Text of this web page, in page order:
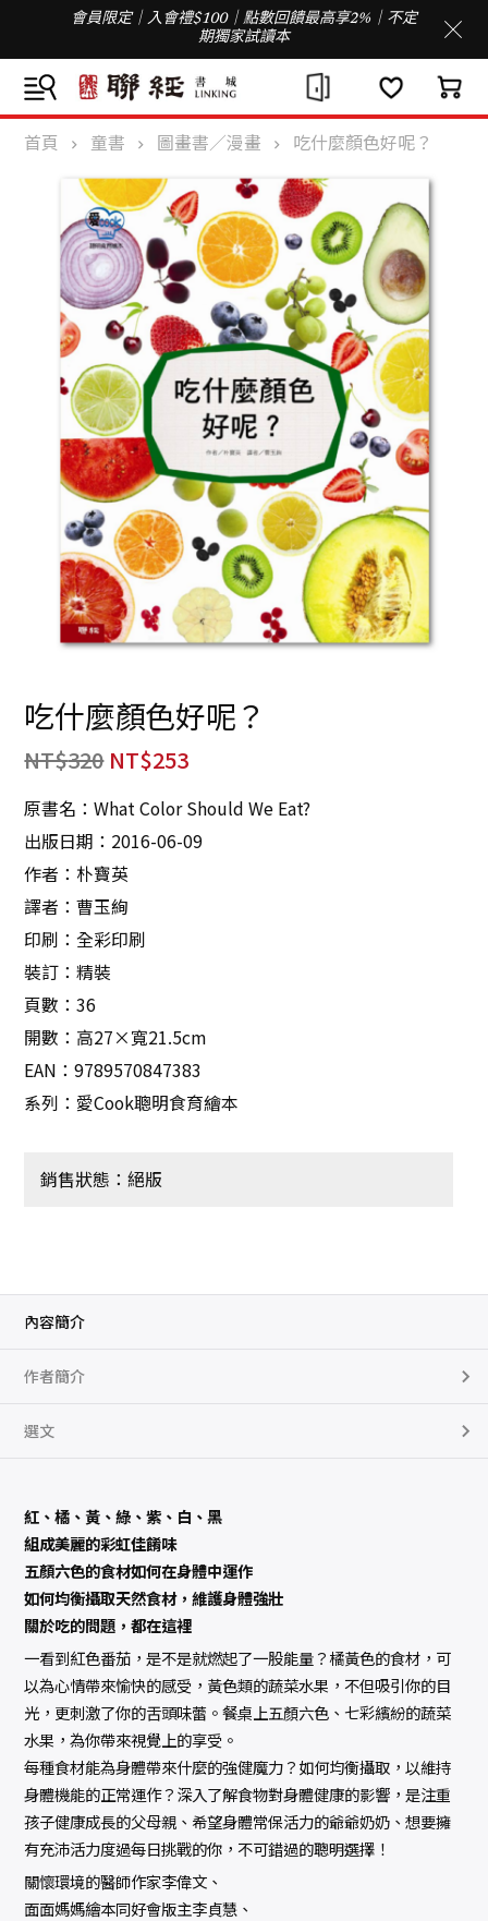
會員限定｜入會禮$100｜點數回饋最高享2%｜不定
期獨家試讀本
首頁 童書 圖畫書／漫畫 吃什麼顏色好呢？
吃什麼顏色好呢？
NT$320 NT$253
原書名：What Color Should We Eat?
出版日期：2016-06-09
作者：朴寶英
譯者：曹玉絢
印刷：全彩印刷
裝訂：精裝
頁數：36
開數：高27×寬21.5cm
EAN：9789570847383
系列：愛Cook聰明食育繪本
銷售狀態：絕版
內容簡介
作者簡介
選文
紅、橘、黃、綠、紫、白、黑
組成美麗的彩虹佳餚味
五顏六色的食材如何在身體中運作
如何均衡攝取天然食材，維護身體強壯
關於吃的問題，都在這裡
一看到紅色番茄，是不是就燃起了一股能量？橘黃色的食材，可
以為心情帶來愉快的感受，黃色類的蔬菜水果，不但吸引你的目
光，更刺激了你的舌頭味蕾。餐桌上五顏六色、七彩繽紛的蔬菜
水果，為你帶來視覺上的享受。
每種食材能為身體帶來什麼的強健魔力？如何均衡攝取，以維持
身體機能的正常運作？深入了解食物對身體健康的影響，是注重
孩子健康成長的父母親、希望身體常保活力的爺爺奶奶、想要擁
有充沛活力度過每日挑戰的你，不可錯過的聰明選擇！
關懷環境的醫師作家李偉文、
面面媽媽繪本同好會版主李貞慧、